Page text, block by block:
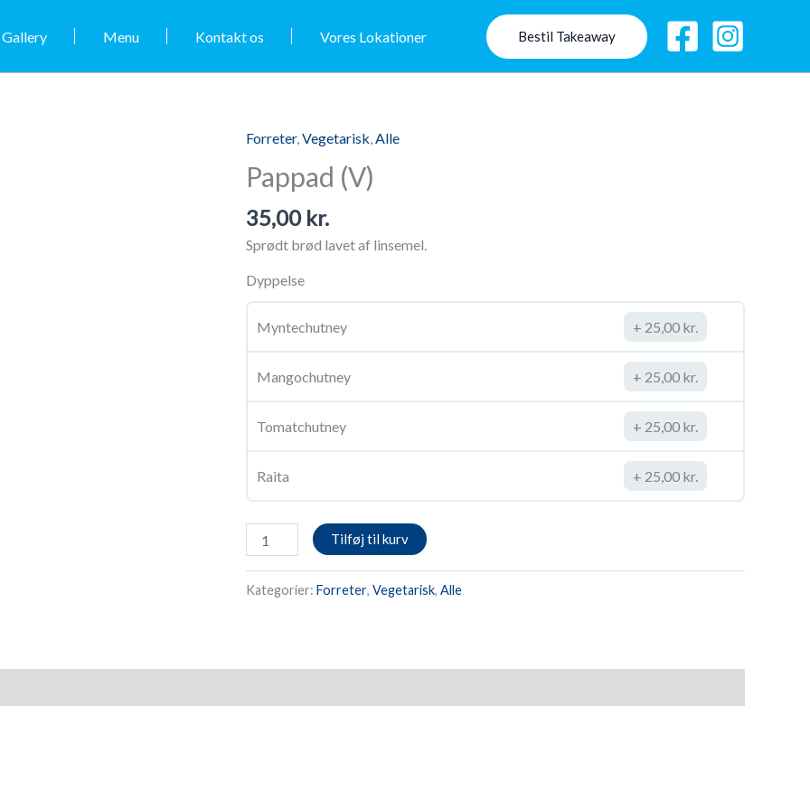
Gallery Menu Kontakt os Vores Lokationer Bestil Takeaway
Forreter,Vegetarisk,Alle
Pappad (V)
35,00 kr.
Sprødt brød lavet af linsemel.
Dyppelse
Myntechutney 25,00 kr.
Mangochutney 25,00 kr.
Tomatchutney 25,00 kr.
Raita 25,00 kr.
Pappad
(V)
antal
Tilføj til kurv
Kategorier: Forreter, Vegetarisk, Alle